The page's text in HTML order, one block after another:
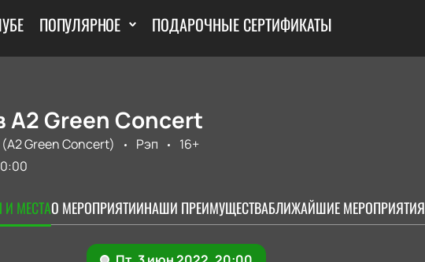
ПОПУЛЯРНОЕ ПОДАРОЧНЫЕ СЕРТИФИКАТЫ
А2 Green Concert
Green Concert) Рэп
16+
МЕСТАО МЕРОПРИЯТИИНАШИ ПРЕИМУЩЕСТВАБЛИЖАЙШИЕ МЕРОПРИЯТИЯ